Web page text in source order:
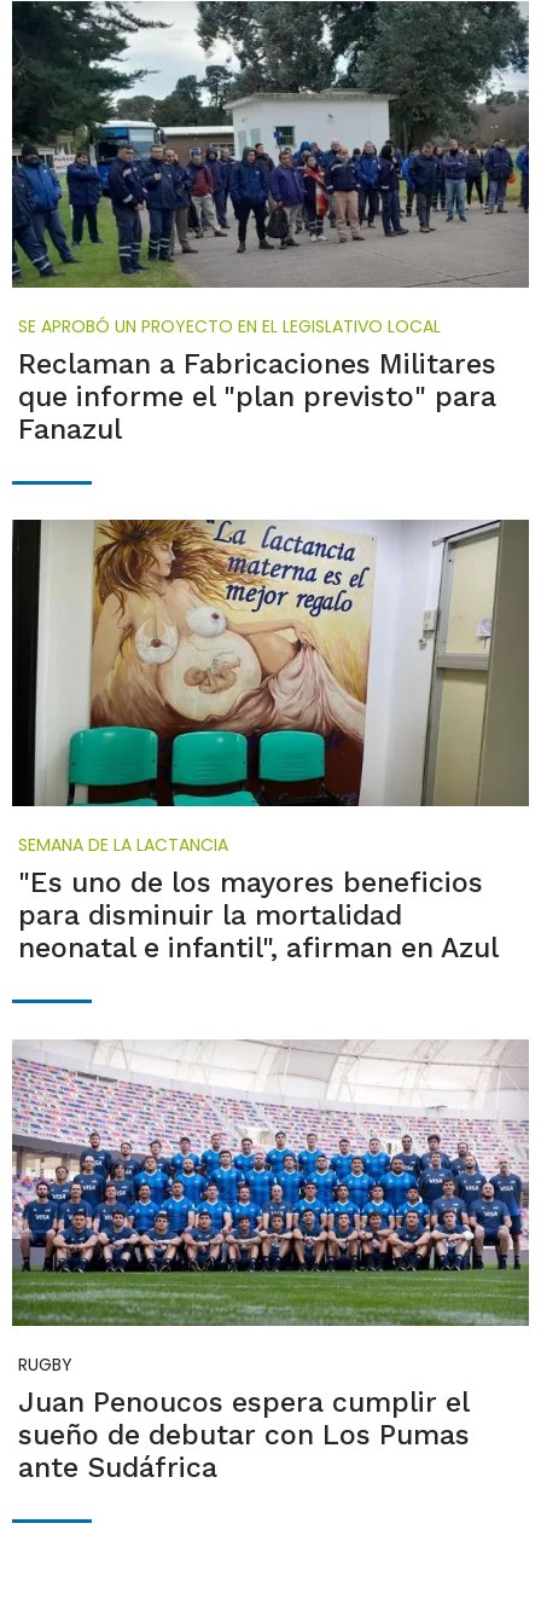
SE APROBÓ UN PROYECTO EN EL LEGISLATIVO LOCAL
Reclaman a Fabricaciones Militares
que informe el "plan previsto" para
Fanazul
SEMANA DE LA LACTANCIA
"Es uno de los mayores beneficios
para disminuir la mortalidad
neonatal e infantil", afirman en Azul
RUGBY
Juan Penoucos espera cumplir el
sueño de debutar con Los Pumas
ante Sudáfrica